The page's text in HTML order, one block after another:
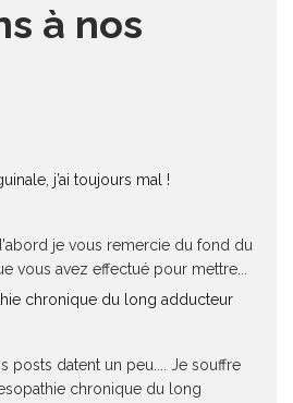
à nos
j’ai toujours mal !
je vous remercie du fond du
vous avez effectué pour mettre...
chronique du long adducteur
posts datent un peu.... Je souffre
chronique du long